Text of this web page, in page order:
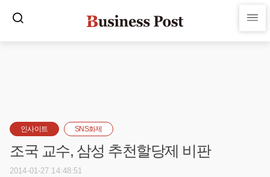
인사이트 SNS화제
조국 교수, 삼성 추천할당제 비판
2014-01-27 14:48:51